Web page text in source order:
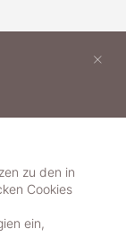
zu den in
Cookies
ein,
×